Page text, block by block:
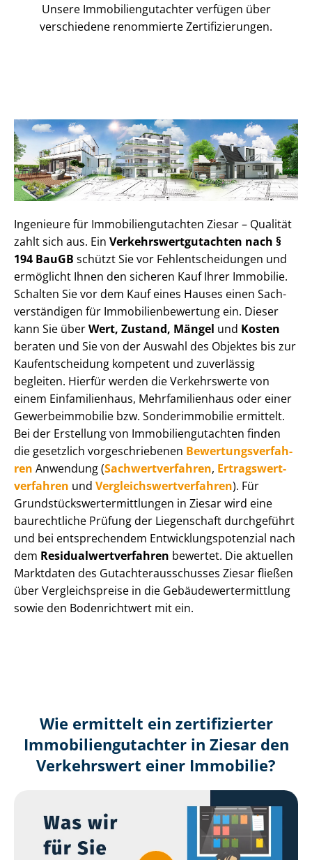
Unsere Immobilien­gutachter verfügen über
verschiedene renommierte Zer­ti­fi­zie­run­gen.
Ingenieure für Im­mo­bi­li­en­gut­ach­ten Ziesar – Qualität
zahlt sich aus. Ein Ver­kehrs­wert­gut­ach­ten nach §
194 BauGB schützt Sie vor Fehl­ent­schei­dun­gen und
ermöglicht Ihnen den sicheren Kauf Ihrer Immobilie.
Schalten Sie vor dem Kauf eines Hauses einen Sach­
ver­stän­di­gen für Im­mo­bi­li­en­be­wer­tung ein. Dieser
kann Sie überWert, Zustand, Mängel und Kosten
beraten und Sie von der Auswahl des Objektes bis zur
Kauf­ent­schei­dung kompetent und zuverlässig
begleiten. Hierfür werden die Verkehrswerte von
einem Einfamilienhaus, Mehr­fa­mi­li­en­haus oder einer
Ge­wer­be­im­mo­bi­lie bzw. Sonderimmobilie ermittelt.
Bei der Erstellung von Im­mo­bi­li­en­gut­ach­ten finden
die gesetzlich vor­ge­schrie­be­nen Be­wer­tungs­ver­fah­
ren Anwendung (Sach­wert­ver­fah­ren, Er­trags­wert­
ver­fah­ren und Ver­gleichs­wert­ver­fah­ren). Für
Grund­stücks­wert­ermitt­lun­gen in Ziesar wird eine
baurechtliche Prüfung der Liegenschaft durchgeführt
und bei entsprechendem Ent­wick­lungs­po­ten­zi­al nach
dem Re­si­du­al­wert­ver­fah­ren bewertet. Die aktuellen
Marktdaten des Gut­ach­ter­aus­schus­ses Ziesar fließen
über Ver­gleichs­prei­se in die Ge­bäu­de­wert­ermitt­lung
sowie den Bodenrichtwert mit ein.
Wie ermittelt ein zertifizierter
Immobilien­gutachter in Ziesar den
Verkehrswert einer Immobilie?